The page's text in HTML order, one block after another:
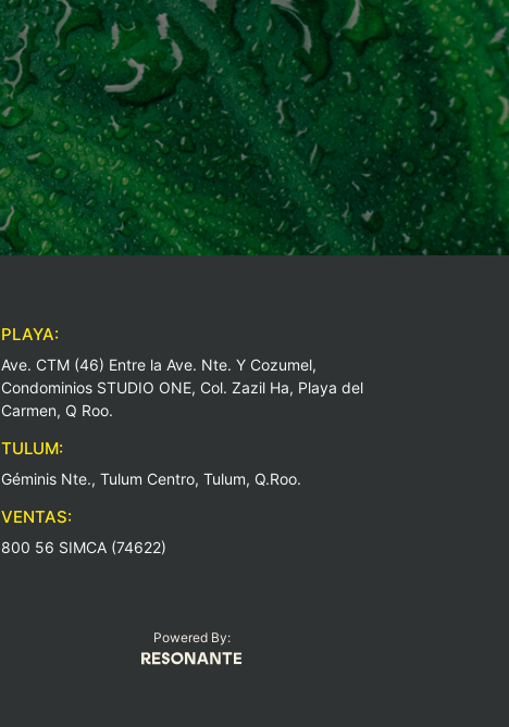
PLAYA:
Ave. CTM (46) Entre la Ave. Nte. Y Cozumel,
Condominios STUDIO ONE, Col. Zazil Ha, Playa del
Carmen, Q Roo.
TULUM:
Géminis Nte., Tulum Centro, Tulum, Q.Roo.
VENTAS:
800 56 SIMCA (74622)
Powered By: